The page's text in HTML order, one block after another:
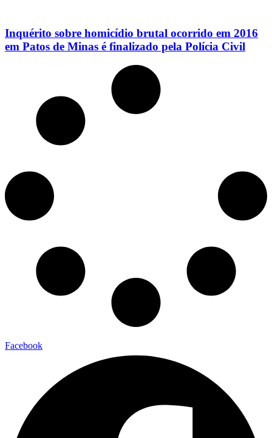
Inquérito sobre homicídio brutal ocorrido em 2016
em Patos de Minas é finalizado pela Polícia Civil
Facebook